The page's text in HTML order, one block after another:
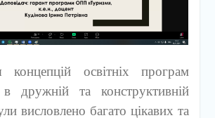
концепцій освітніх програм
в дружній та конструктивній
висловлено багато цікавих та